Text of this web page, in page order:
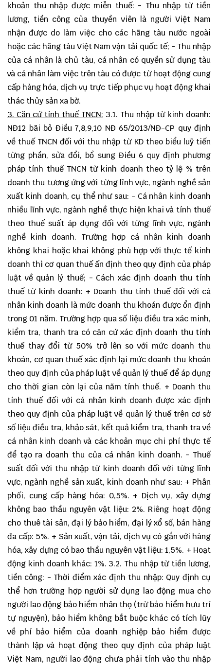
khoản thu nhập được miễn thuế: - Thu nhập từ tiền
lương, tiền công của thuyền viên là người Việt Nam
nhận được do làm việc cho các hãng tàu nước ngoài
hoặc các hãng tàu Việt Nam vận tải quốc tế; - Thu nhập
của cá nhân là chủ tàu, cá nhân có quyền sử dụng tàu
và cá nhân làm việc trên tàu có được từ hoạt động cung
cấp hàng hóa, dịch vụ trực tiếp phục vụ hoạt động khai
thác thủy sản xa bờ.
3. Căn cứ tính thuế TNCN: 3.1. Thu nhập từ kinh doanh:
NĐ12 bãi bỏ Điều 7,8,9,10 NĐ 65/2013/NĐ-CP quy định
về thuế TNCN đối với thu nhập từ KD theo biểu luỹ tiến
từng phần, sửa đổi, bổ sung Điều 6 quy định phương
pháp tính thuế TNCN từ kinh doanh theo tỷ lệ % trên
doanh thu tương ứng với từng lĩnh vực, ngành nghề sản
xuất kinh doanh, cụ thể như sau: - Cá nhân kinh doanh
nhiều lĩnh vực, ngành nghề thực hiện khai và tính thuế
theo thuế suất áp dụng đối với từng lĩnh vực, ngành
nghề kinh doanh. Trường hợp cá nhân kinh doanh
không khai hoặc khai không phù hợp với thực tế kinh
doanh thì cơ quan thuế ấn định theo quy định của pháp
luật về quản lý thuế; - Cách xác định doanh thu tính
thuế từ kinh doanh: + Doanh thu tính thuế đối với cá
nhân kinh doanh là mức doanh thu khoán được ổn định
trong 01 năm. Trường hợp qua số liệu điều tra xác minh,
kiểm tra, thanh tra có căn cứ xác định doanh thu tính
thuế thay đổi từ 50% trở lên so với mức doanh thu
khoán, cơ quan thuế xác định lại mức doanh thu khoán
theo quy định của pháp luật về quản lý thuế để áp dụng
cho thời gian còn lại của năm tính thuế. + Doanh thu
tính thuế đối với cá nhân kinh doanh được xác định
theo quy định của pháp luật về quản lý thuế trên cơ sở
số liệu điều tra, khảo sát, kết quả kiểm tra, thanh tra về
cá nhân kinh doanh và các khoản mục chi phí thực tế
để tạo ra doanh thu của cá nhân kinh doanh. - Thuế
suất đối với thu nhập từ kinh doanh đối với từng lĩnh
vực, ngành nghề sản xuất, kinh doanh như sau: + Phân
phối, cung cấp hàng hóa: 0,5%. + Dịch vụ, xây dựng
không bao thầu nguyên vật liệu: 2%. Riêng hoạt động
cho thuê tài sản, đại lý bảo hiểm, đại lý xổ số, bán hàng
đa cấp: 5%. + Sản xuất, vận tải, dịch vụ có gắn với hàng
hóa, xây dựng có bao thầu nguyên vật liệu: 1,5%. + Hoạt
động kinh doanh khác: 1%. 3.2. Thu nhập từ tiền lương,
tiền công: - Thời điểm xác định thu nhập: Quy định cụ
thể hơn trường hợp người sử dụng lao động mua cho
người lao động bảo hiểm nhân thọ (trừ bảo hiểm hưu trí
tự nguyện), bảo hiểm không bắt buộc khác có tích lũy
về phí bảo hiểm của doanh nghiệp bảo hiểm được
thành lập và hoạt động theo quy định của pháp luật
Việt Nam, người lao động chưa phải tính vào thu nhập